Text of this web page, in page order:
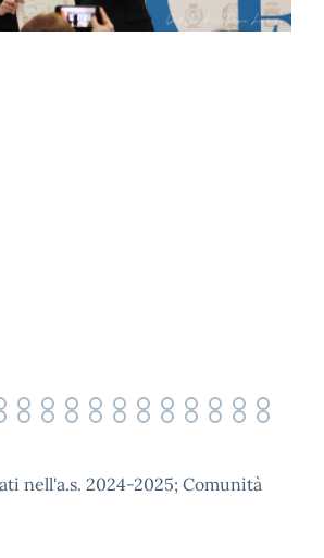
nell'a.s. 2024-2025; Comunità